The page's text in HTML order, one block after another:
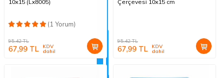
10x15 (Lx8005)
(1 Yorum)
95,42TL
67,99 TL KDV
dahil
Çerçevesi 10x15 cm
95,42TL
67,99 TL KDV
dahil